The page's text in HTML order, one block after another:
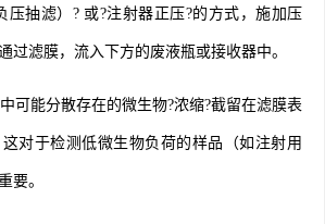
压抽滤）? 或?注射器正压?的方式，施加压
过滤膜，流入下方的废液瓶或接收器中。
可能分散存在的微生物?浓缩?截留在滤膜表
对于检测低微生物负荷的样品（如注射用
要。